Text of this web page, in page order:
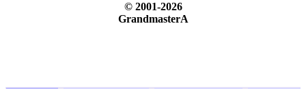
© 2001-2026
GrandmasterA